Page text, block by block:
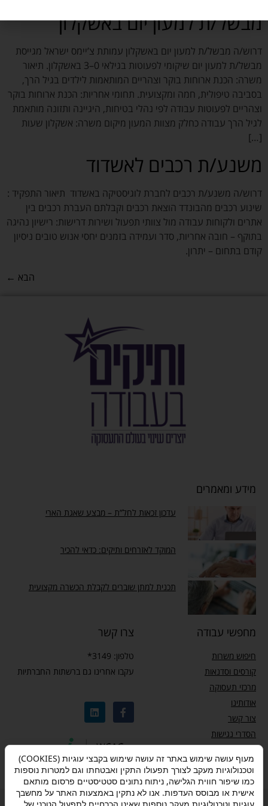
מבשל/ת למעון יום באשקלון
דרוש/ה מבשל/ת למעון יום באשקלון עמותת צ’יימס ישראל מגייסת
מבשל/ת למעון יום שיקומי לפעוטות בגילאי 0–3 באשקלון. תיאור
משרה: הכנת ארוחות בוקר וצהריים המותאמות לילדים בגיל הרך,
בסביבה טיפולית, חמה ומקצועית. תחומי אחריות: הכנת ארוחות בוקר
וצהריים לפעוטות עבודה לפי נהלי בטיחות, היגיינה ותזונה מותאמת
לגיל הרך עבודה כחלק מצוות המעון מיקום משרה: אשקלון שעות
[…]
משנע/ת רכבים לאשדוד
דרוש/ה משנע/ת רכבים לחברת לוגיסטיקה באשדוד תיאור התפקיד :
שינוע רכבים מהבונדד הוצאת רכבים וקבלתם העברת רכבים בין
אתרים ולקוחות עבודה מול צוותי תפעול ושירות דרישות: רישיון נהיגה
בתוקף – חובה אחריות, סדר ועמידה בזמנים יחסי אנוש טובים ניסיון
קודם בתחום – יתרון.
הבא ←
מידע ומאמרים
עדכון זכאות לחל”ת – מבצע שאגת הארי
המוקד לאזרחים ותיקים: כדאי להכיר
תכנית למתן שוברים לקבלת הכשרה מקצועית
מחפשי עבודה
חיפוש משרות
קורסים וסדנאות
מרכזי תעסוקה
אודותינו
צור קשר
הסדרי נגישות
מדיניות פרטיות
צרו קשר
טלפון: 3149*
עקבו אחרינו גם ברשתות החברתיות
מעוף עושה שימוש באתר זה עושה שימוש בקבצי עוגיות (COOKIES)
וטכנולוגיות מעקב לצורך תפעולו התקין ואבטחתו וגם למטרות נוספות
כמו שיפור חווית הגלישה, ניתוח נתונים סטטיסטיים פרסום מותאם
אישית או מבוסס העדפות. אנו לא נתקין באמצעות האתר על מחשבך